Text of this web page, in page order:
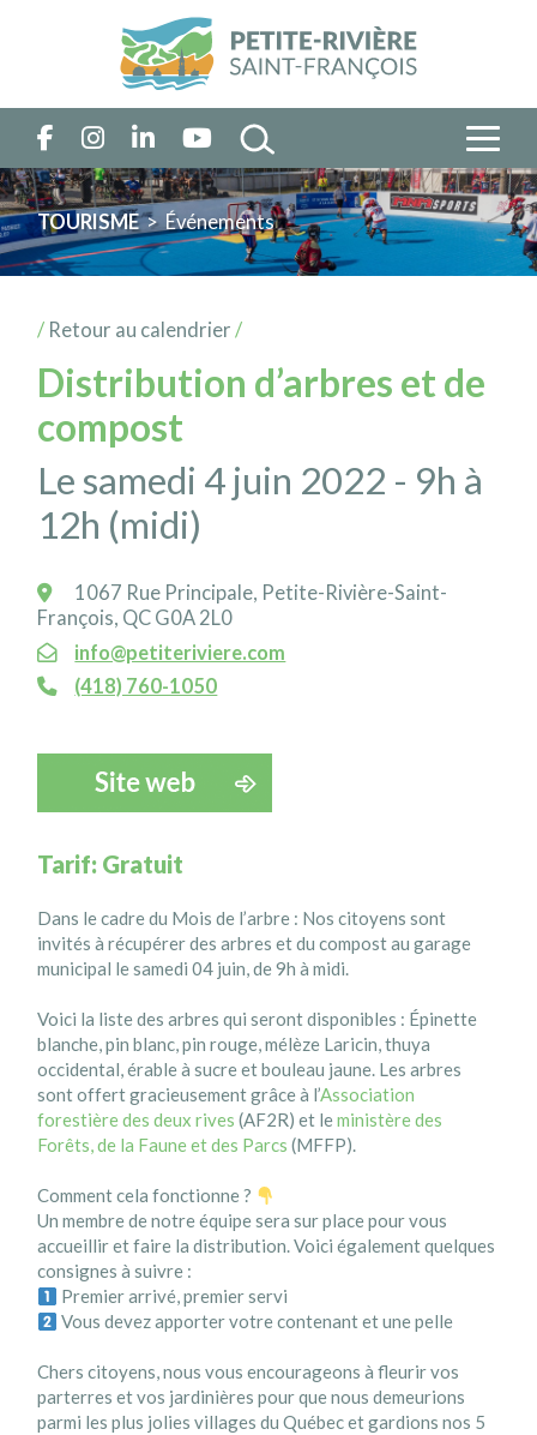
TOURISME> Événements
/ Retour au calendrier /
Distribution d’arbres et de
compost
Le samedi 4 juin 2022 - 9h à
12h (midi)
1067 Rue Principale, Petite-Rivière-Saint-
François, QC G0A 2L0
info@petiteriviere.com
(418) 760-1050
Tarif: Gratuit
Dans le cadre du Mois de l’arbre : Nos citoyens sont
invités à récupérer des arbres et du compost au garage
municipal le samedi 04 juin, de 9h à midi.
Voici la liste des arbres qui seront disponibles : Épinette
blanche, pin blanc, pin rouge, mélèze Laricin, thuya
occidental, érable à sucre et bouleau jaune. Les arbres
sont offert gracieusement grâce à l’Association
forestière des deux rives (AF2R) et leministère des
Forêts, de la Faune et des Parcs (MFFP).
Comment cela fonctionne ?
Un membre de notre équipe sera sur place pour vous
accueillir et faire la distribution. Voici également quelques
consignes à suivre :
Premier arrivé, premier servi
Vous devez apporter votre contenant et une pelle
Chers citoyens, nous vous encourageons à fleurir vos
parterres et vos jardinières pour que nous demeurions
parmi les plus jolies villages du Québec et gardions nos 5